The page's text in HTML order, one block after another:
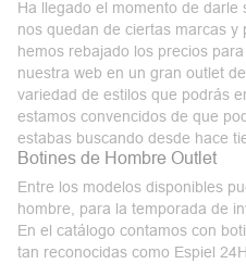
Ha llegado el momento de darle
nos quedan de ciertas marcas y
hemos rebajado los precios
nuestra web en un granoutlet
variedad de estilos que podrás
estamos convencidos de que
estabas buscando desde hace
Botines de Hombre Outlet
Entre los modelos disponibles
hombre, para la temporada de
En el catálogo contamos con
tan reconocidas como Espiel